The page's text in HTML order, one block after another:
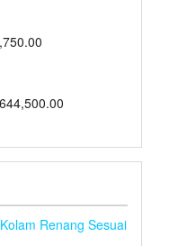
Renang Sesuai